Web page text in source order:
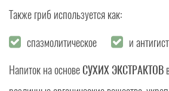
Также гриб используется как:
спазмолитическое
и
Напиток на основеСУХИХ ЭКСТРАКТОВ